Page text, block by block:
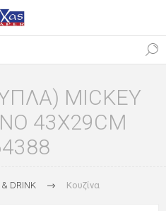
MICKEY
43X29CM
& DRINK Κουζίνα